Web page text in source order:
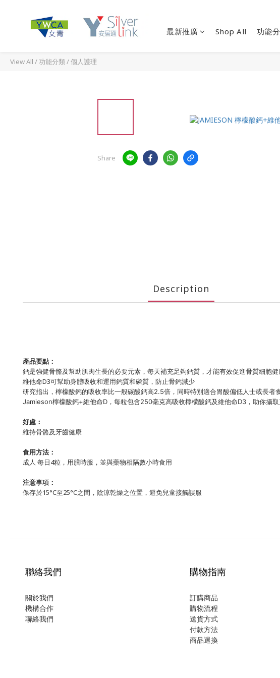
最新推廣 Shop All 功能
View All /功能分類/個人護理
Share
Description
產品要點：
鈣是強健骨骼及幫助肌肉生長的必要元素，每天補充足夠鈣質，才能有效促進骨質細胞
維他命D3可幫助身體吸收和運用鈣質和磷質，防止骨鈣減少
研究指出，檸檬酸鈣的吸收率比一般碳酸鈣高2.5倍，同時特別適合胃酸偏低人士或長者
Jamieson檸檬酸鈣+維他命D，每粒包含250毫克高吸收檸檬酸鈣及維他命D3，助你攝
好處：
維持骨骼及牙齒健康
食用方法：
成人 每日4粒，用膳時服，並與藥物相隔數小時食用
注意事項：
保存於15°C至25°C之間，陰涼乾燥之位置，避免兒童接觸誤服
聯絡我們
關於我們
機構合作
聯絡我們
購物指南
訂購商品
購物流程
送貨方式
付款方法
商品退換